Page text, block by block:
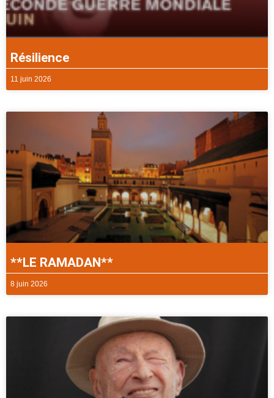
Résilience
11 juin 2026
**LE RAMADAN**
8 juin 2026